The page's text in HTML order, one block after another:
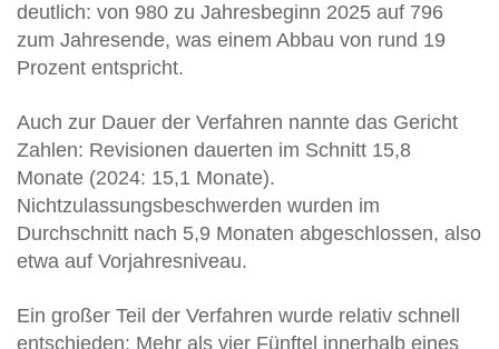
deutlich: von 980 zu Jahresbeginn 2025 auf 796
zum Jahresende, was einem Abbau von rund 19
Prozent entspricht.
Auch zur Dauer der Verfahren nannte das Gericht
Zahlen: Revisionen dauerten im Schnitt 15,8
Monate (2024: 15,1 Monate).
Nichtzulassungsbeschwerden wurden im
Durchschnitt nach 5,9 Monaten abgeschlossen, also
etwa auf Vorjahresniveau.
Ein großer Teil der Verfahren wurde relativ schnell
entschieden: Mehr als vier Fünftel innerhalb eines